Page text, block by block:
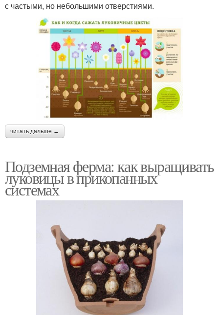
с частыми, но небольшими отверстиями.
читать дальше →
Подземная ферма: как выращивать
луковицы в прикопанных
системах